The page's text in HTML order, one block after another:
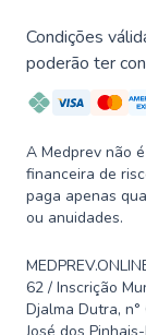
Condições
poderão ter
A Medprev não
financeira de
paga apenas
ou anuidades.
62 / Inscrição
Djalma Dutra, n°